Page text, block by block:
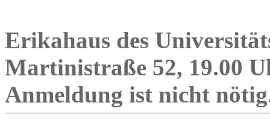
Erikahaus des
Martinistraße 52, 19.00
Anmeldung ist nicht